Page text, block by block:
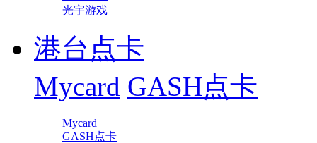
光宇游戏
港台点卡
Mycard GASH点卡
Mycard
GASH点卡